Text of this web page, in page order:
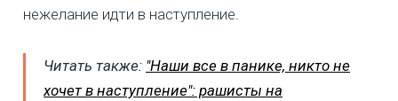
нежелание идти в наступление.
Читать также: "Наши все в панике, никто не
хочет в наступление": рашисты на